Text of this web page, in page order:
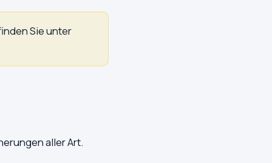
Sie unter
aller Art.